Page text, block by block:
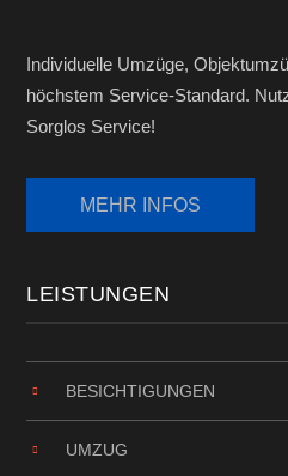
Individuelle Umzüge,
höchstem Service-Standard.
Sorglos Service!
LEISTUNGEN
BESICHTIGUNGEN
UMZUG